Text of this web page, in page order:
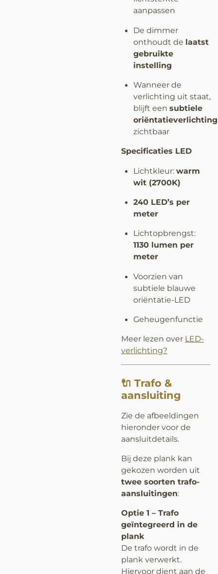
aanpassen
De dimmer
onthoudt de laatst
gebruikte
instelling
Wanneer de
verlichting uit staat,
blijft een subtiele
oriëntatieverlichting
zichtbaar
Specificaties LED
Lichtkleur: warm
wit (2700K)
240 LED’s per
meter
Lichtopbrengst:
1130 lumen per
meter
Voorzien van
subtiele blauwe
oriëntatie-LED
Geheugenfunctie
Meer lezen over LED-
verlichting?
🔌 Trafo &
aansluiting
Zie de afbeeldingen
hieronder voor de
aansluitdetails.
Bij deze plank kan
gekozen worden uit
twee soorten trafo-
aansluitingen:
Optie 1 – Trafo
geïntegreerd in de
plank
De trafo wordt in de
plank verwerkt.
Hiervoor dient aan de